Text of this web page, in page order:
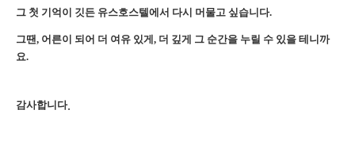
그 첫 기억이 깃든 유스호스텔에서 다시 머물고 싶습니다.
그땐, 어른이 되어 더 여유 있게, 더 깊게 그 순간을 누릴 수 있을 테니까
요.
감사합니다.